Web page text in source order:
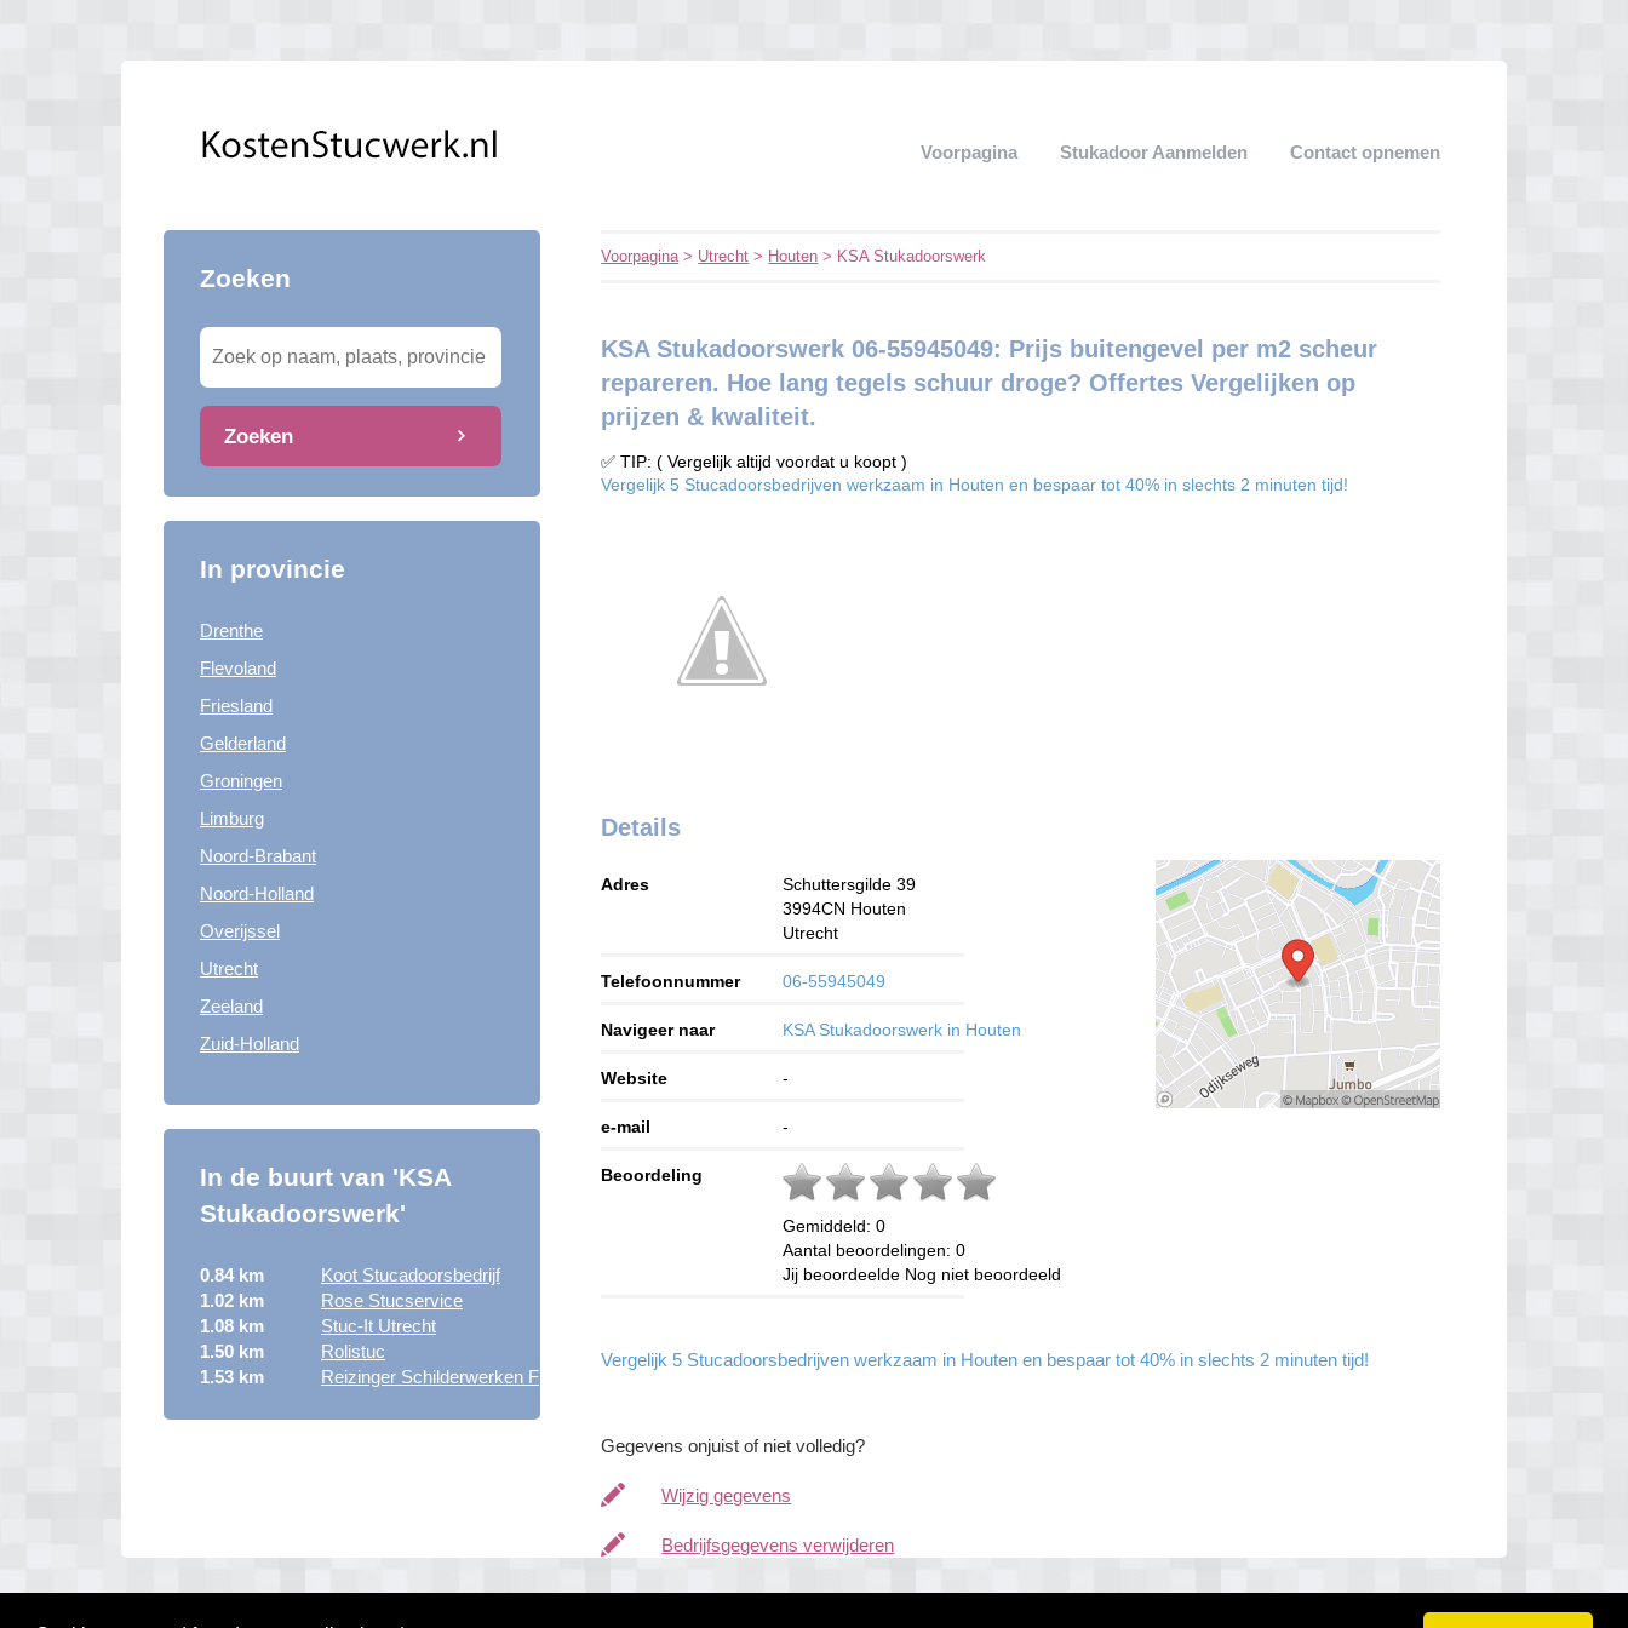
Voorpagina Stukadoor Aanmelden Contact opnemen
Zoeken
Zoeken
In provincie
Drenthe
Flevoland
Friesland
Gelderland
Groningen
Limburg
Noord-Brabant
Noord-Holland
Overijssel
Utrecht
Zeeland
Zuid-Holland
In de buurt van 'KSA
Stukadoorswerk'
0.84 km
Koot Stucadoorsbedrijf
1.02 km
Rose Stucservice
1.08 km
Stuc-It Utrecht
1.50 km
Rolistuc
1.53 km
Reizinger Schilderwerken F
Voorpagina> Utrecht > Houten > KSA Stukadoorswerk
KSA Stukadoorswerk 06-55945049: Prijs buitengevel per m2 scheur
repareren. Hoe lang tegels schuur droge? Offertes Vergelijken op
prijzen & kwaliteit.
✅ TIP: ( Vergelijk altijd voordat u koopt )
Vergelijk 5 Stucadoorsbedrijven werkzaam in Houten en bespaar tot 40% in slechts 2 minuten tijd!
Details
Adres
Schuttersgilde 39
3994CN Houten
Utrecht
Telefoonnummer 06-55945049
Navigeer naar KSA Stukadoorswerk in Houten
Website -
e-mail -
Beoordeling
Gemiddeld:0
Aantal beoordelingen:0
Jij beoordeelde Nog niet beoordeeld
Vergelijk 5 Stucadoorsbedrijven werkzaam in Houten en bespaar tot 40% in slechts 2 minuten tijd!
Gegevens onjuist of niet volledig?
Wijzig gegevens
Bedrijfsgegevens verwijderen